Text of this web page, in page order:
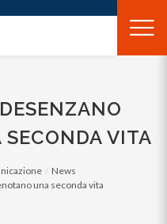
VITA
News
una seconda vita